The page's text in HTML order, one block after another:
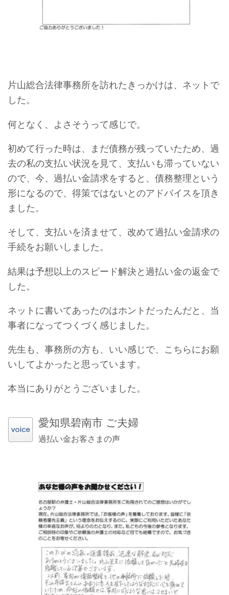
片山総合法律事務所を訪れたきっかけは、ネットで
した。
何となく、よさそうって感じで。
初めて行った時は、まだ債務が残っていたため、過
去の私の支払い状況を見て、支払いも滞っていない
ので、今、過払い金請求をすると、債務整理という
形になるので、得策ではないとのアドバイスを頂き
ました。
そして、支払いを済ませて、改めて過払い金請求の
手続をお願いしました。
結果は予想以上のスピード解決と過払い金の返金で
した。
ネットに書いてあったのはホントだったんだと、当
事者になってつくづく感じました。
先生も、事務所の方も、いい感じで、こちらにお願
いしてよかったと思っています。
本当にありがとうございました。
愛知県碧南市 ご夫婦
過払い金お客さまの声